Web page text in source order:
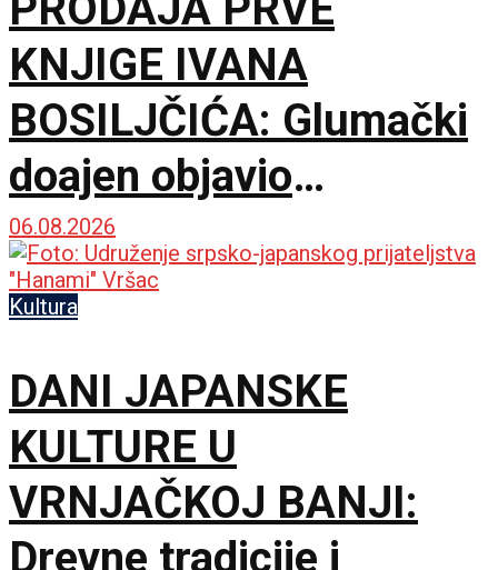
KNJIGE IVANA
BOSILJČIĆA: Glumački
doajen objavio
autorizovani prvenac
„Naše priče“
06.08.2026
Kultura
DANI JAPANSKE
KULTURE U
VRNJAČKOJ BANJI:
Drevne tradicije i